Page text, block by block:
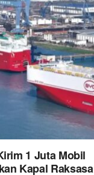
1 Juta Mobil
Kapal Raksasa